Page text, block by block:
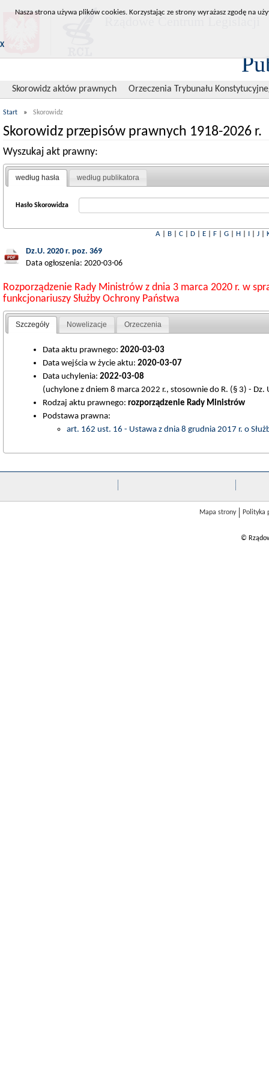
Skorowidz aktów prawnych Orzeczenia Trybunału
Start » Skorowidz
Skorowidz przepisów prawnych 1918-2026 r.
Wyszukaj akt prawny:
według hasła według publikatora
Hasło Skorowidza
A| B| C| D| E| F| G| H| I| J|
Dz.U. 2020 r. poz. 369
Data ogłoszenia: 2020-03-06
Rozporządzenie Rady Ministrów z dnia 3 marca 2020 r. w
funkcjonariuszy Służby Ochrony Państwa
Szczegóły Nowelizacje Orzeczenia
Data aktu prawnego: 2020-03-03
Data wejścia w życie aktu: 2020-03-07
Data uchylenia: 2022-03-08
(uchylone z dniem 8 marca 2022 r., stosownie do R. (§ 3) - Dz.
Rodzaj aktu prawnego: rozporządzenie Rady Ministrów
Podstawa prawna:
art. 162 ust. 16 - Ustawa z dnia 8 grudnia 2017 r. o
Mapa strony Polityka
©
Nasza strona używa plików cookies. Korzystając ze strony wyrażasz zgodę na
X